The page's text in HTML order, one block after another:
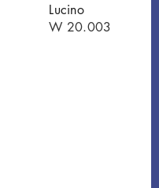
Lucino
W 20.003